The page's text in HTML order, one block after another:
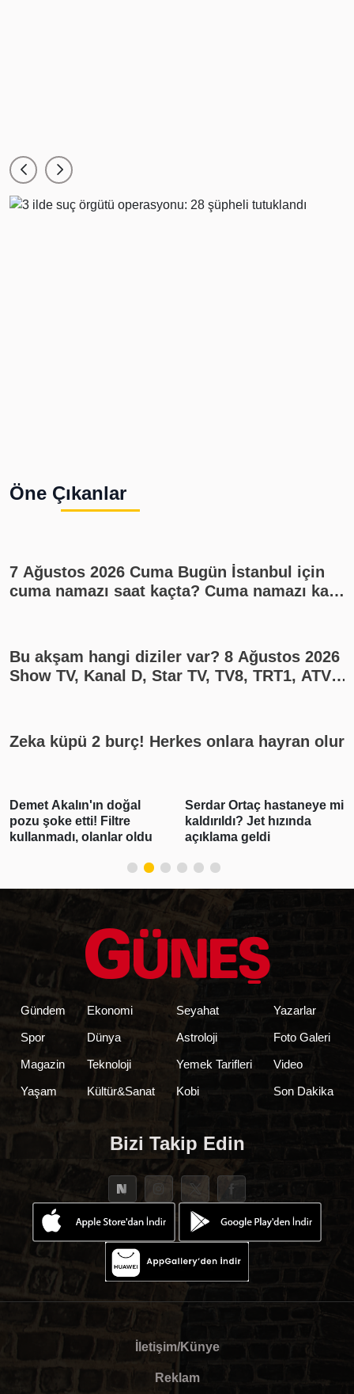
Öne Çıkanlar
7 Ağustos 2026 Cuma Bugün İstanbul için
cuma namazı saat kaçta? Cuma namazı kaç
Bu akşam hangi diziler var? 8 Ağustos 2026
Show TV, Kanal D, Star TV, TV8, TRT1, ATV
Zeka küpü 2 burç! Herkes onlara hayran olur
Demet Akalın'ın doğal
pozu şoke etti! Filtre
kullanmadı, olanlar oldu
Serdar Ortaç hastaneye mi
kaldırıldı? Jet hızında
açıklama geldi
Gündem
Spor
Magazin
Yaşam
Ekonomi
Dünya
Teknoloji
Kültür&Sanat
Seyahat
Astroloji
Yemek Tarifleri
Kobi
Yazarlar
Foto Galeri
Video
Son Dakika
Bizi Takip Edin
İletişim/Künye
Reklam